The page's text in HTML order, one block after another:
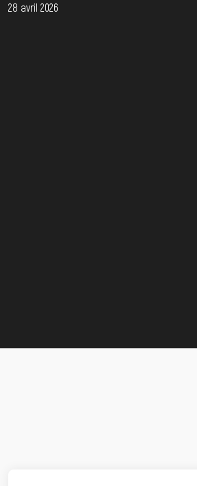
28 avril 2026